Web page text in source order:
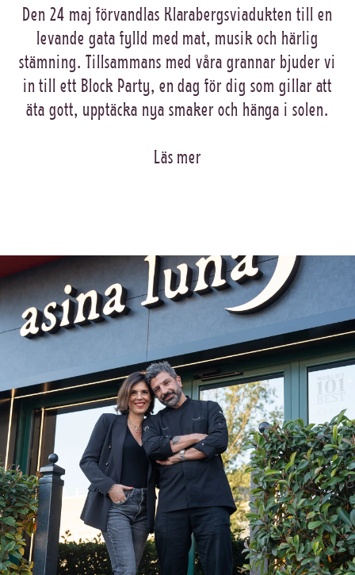
Den 24 maj förvandlas Klarabergsviadukten till en
levande gata fylld med mat, musik och härlig
stämning. Tillsammans med våra grannar bjuder vi
in till ett Block Party, en dag för dig som gillar att
äta gott, upptäcka nya smaker och hänga i solen.
Läs mer